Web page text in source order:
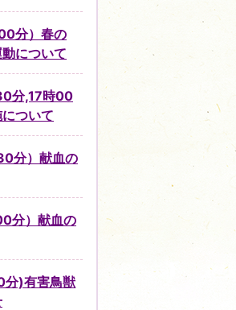
分）春の
について
分,17時00
ついて
分）献血の
分）献血の
)有害鳥獣